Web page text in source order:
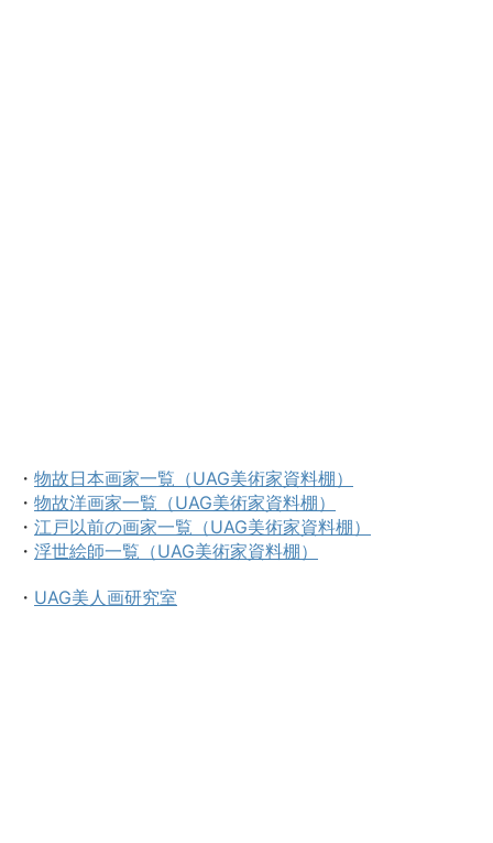
・ 物故日本画家一覧（UAG美術家資料棚）
・ 物故洋画家一覧（UAG美術家資料棚）
・ 江戸以前の画家一覧（UAG美術家資料棚）
・ 浮世絵師一覧（UAG美術家資料棚）
・ UAG美人画研究室